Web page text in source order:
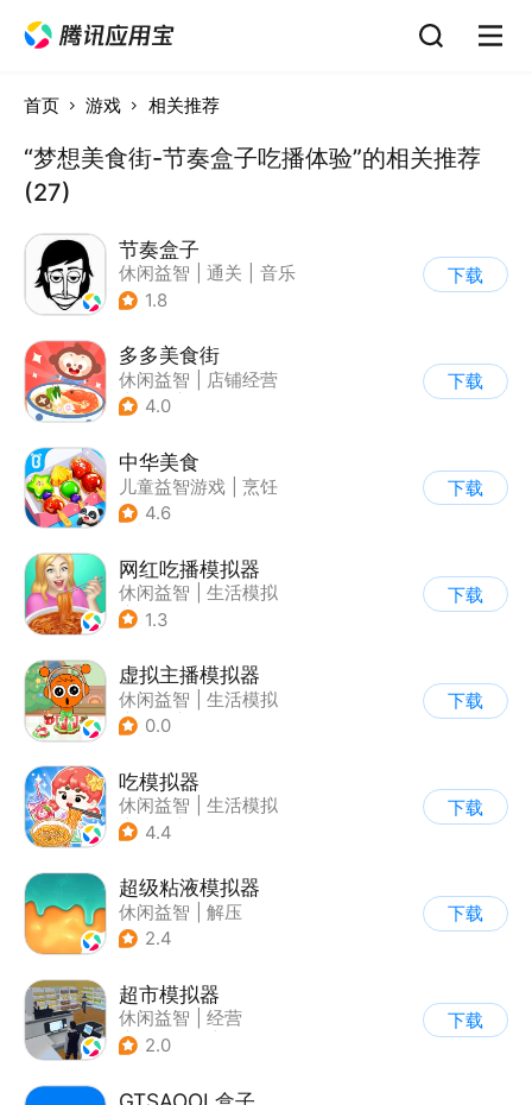
首页 游戏 相关推荐
“梦想美食街-节奏盒子吃播体验”的相关推荐
(27)
节奏盒子
休闲益智 通关
音乐
1.8
下载
多多美食街
休闲益智
店铺经营
| 美食
4.0
下载
中华美食
儿童益智游戏
烹饪
4.6
下载
网红吃播模拟器
休闲益智
生活模拟
| 美食
1.3
下载
虚拟主播模拟器
休闲益智
生活模拟
| 美食
0.0
下载
吃模拟器
休闲益智
生活模拟
| 美食
4.4
下载
超级粘液模拟器
休闲益智
解压
2.4
下载
超市模拟器
休闲益智
经营
| 文字游戏
2.0
下载